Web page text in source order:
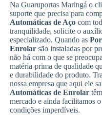
Na Guaruportas Maringá o
suporte que precisa para
Automáticas de Aço com
tranquilidade, solicite o
especializado. Quando as
Enrolar são instaladas por
não há com o que se
matéria-prima de qualidade
e durabilidade do produto.
nossa empresa que aqui ele
Automáticas de Enrolar
mercado e ainda facilitamos
condições imperdíveis.